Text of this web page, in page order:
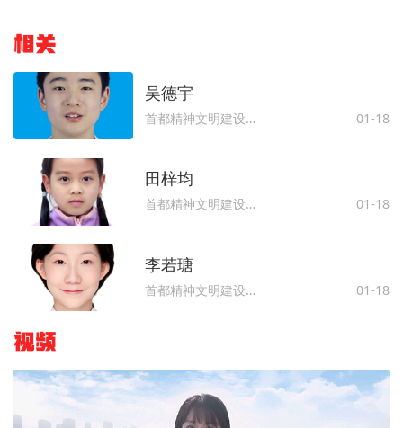
相关
​​​​​​​吴德宇
首都精神文明建设委员会办公室 01-18
田梓均
首都精神文明建设委员会办公室 01-18
李若瑭
首都精神文明建设委员会办公室 01-18
视频